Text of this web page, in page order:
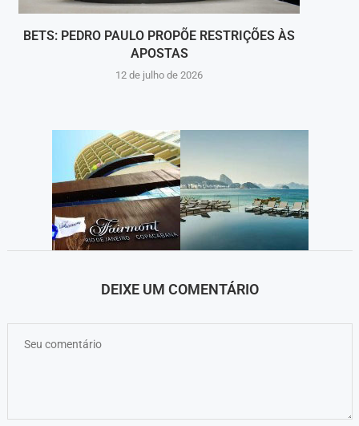
BETS: PEDRO PAULO PROPÕE RESTRIÇÕES ÀS
APOSTAS
12 de julho de 2026
DEIXE UM COMENTÁRIO